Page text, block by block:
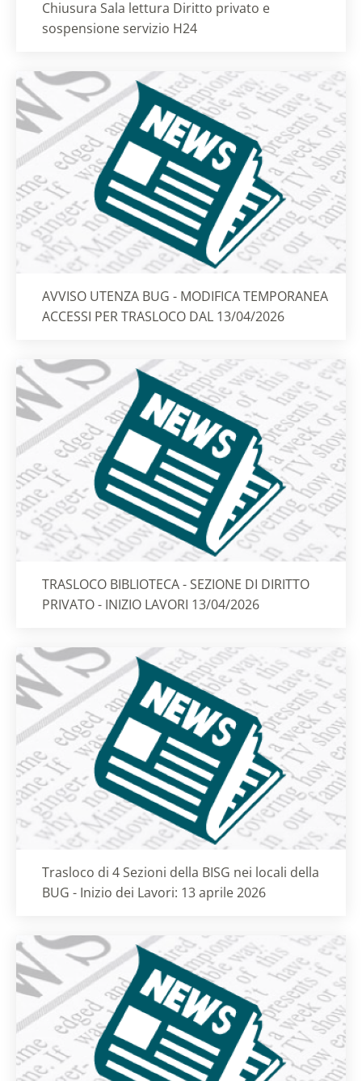
Titolo card:
Chiusura Sala lettura Diritto privato e
sospensione servizio H24
Titolo card:
AVVISO UTENZA BUG - MODIFICA TEMPORANEA
ACCESSI PER TRASLOCO DAL 13/04/2026
Titolo card :
TRASLOCO BIBLIOTECA - SEZIONE DI DIRITTO
PRIVATO - INIZIO LAVORI 13/04/2026
Titolo card :
Trasloco di 4 Sezioni della BISG nei locali della
BUG - Inizio dei Lavori: 13 aprile 2026